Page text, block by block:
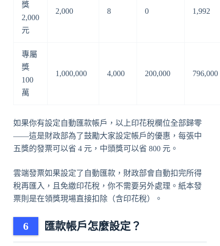
獎
2,000
元
2,000 8 0 1,992
專屬
獎
100
萬
1,000,000 4,000 200,000 796,000
如果你有設定自動匯款帳戶，以上印花稅欄位全部歸零
——這是財政部為了鼓勵大家設定帳戶的優惠，每張中
五獎的發票可以省 4 元，中頭獎可以省 800 元。
雲端發票如果設定了自動匯款，財政部會自動扣完所得
稅再匯入，且免繳印花稅，你不需要另外處理。紙本發
票則是在領獎現場直接扣除（含印花稅）。
匯款帳戶怎麼設定？